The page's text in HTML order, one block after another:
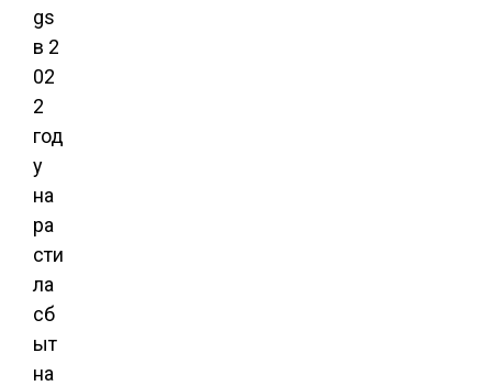
gs
в 2
02
2
год
у
на
ра
сти
ла
сб
ыт
на